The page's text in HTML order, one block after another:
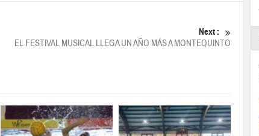
Next :
EL FESTIVAL MUSICAL LLEGA UN AÑO MÁS A MONTEQUINTO